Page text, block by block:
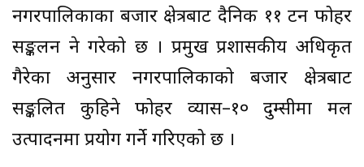
नगरपालिकाका बजार क्षेत्रबाट दैनिक ११ टन फोहर
सङ्कलन हुने गरेको छ । प्रमुख प्रशासकीय अधिकृत
गैरेका अनुसार नगरपालिकाको बजार क्षेत्रबाट
सङ्कलित कुहिने फोहर व्यास–१० दुम्सीमा मल
उत्पादनमा प्रयोग गर्ने गरिएको छ ।